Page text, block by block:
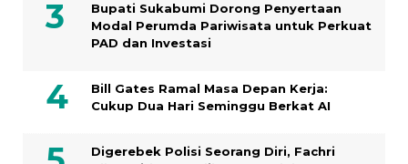
Bupati Sukabumi Dorong Penyertaan
Modal Perumda Pariwisata untuk Perkuat
PAD dan Investasi
Bill Gates Ramal Masa Depan Kerja:
Cukup Dua Hari Seminggu Berkat AI
Digerebek Polisi Seorang Diri, Fachri